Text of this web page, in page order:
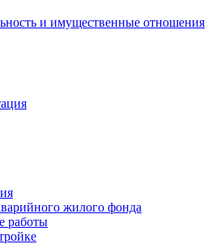
и имущественные отношения
жилого фонда
работы